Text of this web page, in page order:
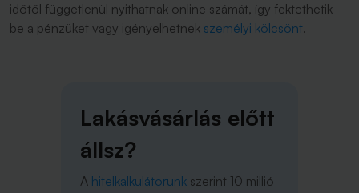
időtől függetlenül nyithatnak online számát, így fektethetik
be a pénzüket vagy igényelhetnek személyi kölcsönt.
Lakásvásárlás előtt
állsz?
A hitelkalkulátorunk szerint 10 millió